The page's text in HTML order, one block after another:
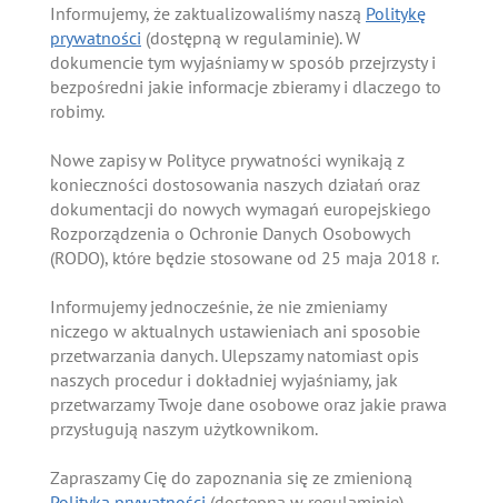
Informujemy, że zaktualizowaliśmy naszą Politykę
prywatności (dostępną w regulaminie). W
dokumencie tym wyjaśniamy w sposób przejrzysty i
bezpośredni jakie informacje zbieramy i dlaczego to
robimy.
Nowe zapisy w Polityce prywatności wynikają z
konieczności dostosowania naszych działań oraz
dokumentacji do nowych wymagań europejskiego
Rozporządzenia o Ochronie Danych Osobowych
(RODO), które będzie stosowane od 25 maja 2018 r.
Informujemy jednocześnie, że nie zmieniamy
niczego w aktualnych ustawieniach ani sposobie
przetwarzania danych. Ulepszamy natomiast opis
naszych procedur i dokładniej wyjaśniamy, jak
przetwarzamy Twoje dane osobowe oraz jakie prawa
przysługują naszym użytkownikom.
Zapraszamy Cię do zapoznania się ze zmienioną